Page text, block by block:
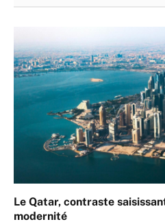
Le Qatar, contraste
modernité